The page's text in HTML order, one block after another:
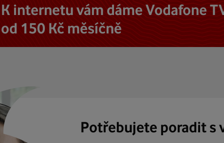
K internetu vám dáme Vodafone
od 150 Kč měsíčně
Potřebujete poradit s